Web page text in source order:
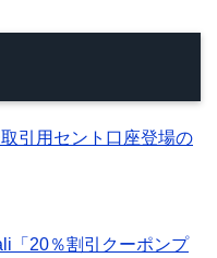
引用セント口座登場の
「20％割引クーポンプ